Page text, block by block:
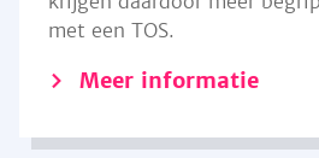
met een TOS.
Meer informatie